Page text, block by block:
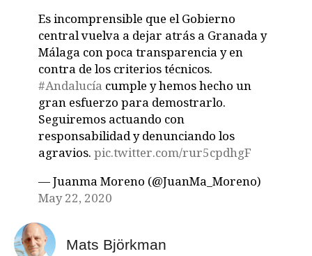
Es incomprensible que el Gobierno
central vuelva a dejar atrás a Granada y
Málaga con poca transparencia y en
contra de los criterios técnicos.
#Andalucía cumple y hemos hecho un
gran esfuerzo para demostrarlo.
Seguiremos actuando con
responsabilidad y denunciando los
agravios. pic.twitter.com/rur5cpdhgF
— Juanma Moreno (@JuanMa_Moreno)
May 22, 2020
Mats Björkman